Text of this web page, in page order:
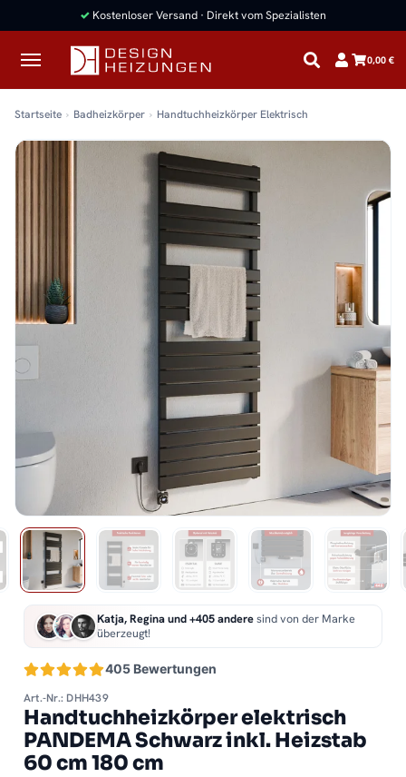
✓ Kostenloser Versand · Direkt vom Spezialisten
0,00 €
Startseite Badheizkörper Handtuchheizkörper Elektrisch
405 Bewertungen
Katja, Regina und +405 anderesind von der Marke
überzeugt!
Art.-Nr.: DHH439
Handtuchheizkörper elektrisch
PANDEMA Schwarz inkl. Heizstab
60 cm 180 cm